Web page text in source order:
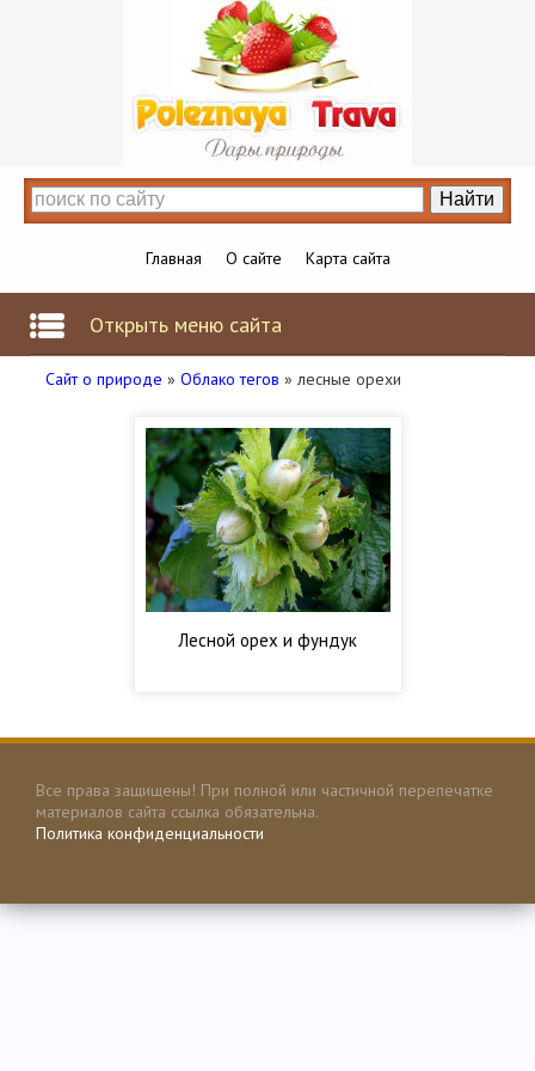
Главная О сайте Карта сайта
Открыть меню сайта
Сайт о природе » Облако тегов » лесные орехи
Лесной орех и фундук
Все права защищены! При полной или частичной перепечатке
материалов сайта ссылка обязательна.
Политика конфиденциальности